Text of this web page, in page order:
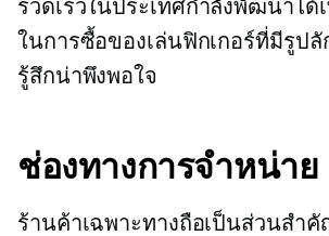
รวดเร็วในประเทศกำลังพัฒนาได้
ในการซื้อของเล่นฟิกเกอร์ที่มีรูป
รู้สึกน่าพึงพอใจ
ช่องทางการจำหน่าย
ร้านค้าเฉพาะทางถือเป็นส่วนสำ